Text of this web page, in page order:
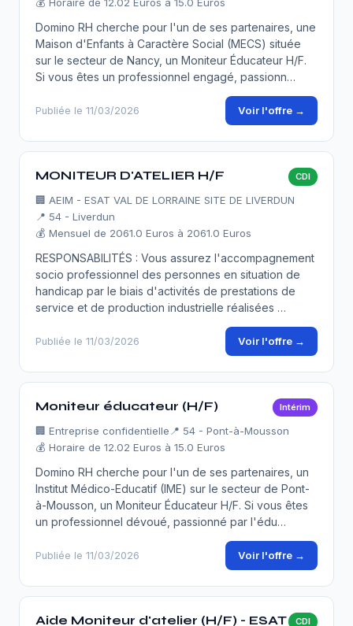
Domino RH cherche pour l'un de ses partenaires, une
Maison d'Enfants à Caractère Social (MECS) située
sur le secteur de Nancy, un Moniteur Éducateur H/F.
Si vous êtes un professionnel engagé, passionn…
Publiée le 11/03/2026 Voir l'offre →
MONITEUR D'ATELIER H/F CDI
🏢 AEIM - ESAT VAL DE LORRAINE SITE DE LIVERDUN
📍 54 - Liverdun
💰 Mensuel de 2061.0 Euros à 2061.0 Euros
RESPONSABILITÉS : Vous assurez l'accompagnement
socio professionnel des personnes en situation de
handicap par le biais d'activités de prestations de
service et de production industrielle réalisées …
Publiée le 11/03/2026 Voir l'offre →
Moniteur éducateur (H/F) Intérim
🏢 Entreprise confidentielle 📍 54 - Pont-à-Mousson
💰 Horaire de 12.02 Euros à 15.0 Euros
Domino RH cherche pour l'un de ses partenaires, un
Institut Médico-Educatif (IME) sur le secteur de Pont-
à-Mousson, un Moniteur Éducateur H/F. Si vous êtes
un professionnel dévoué, passionné par l'édu…
Publiée le 11/03/2026 Voir l'offre →
Aide Moniteur d'atelier (H/F) - ESAT
CDI